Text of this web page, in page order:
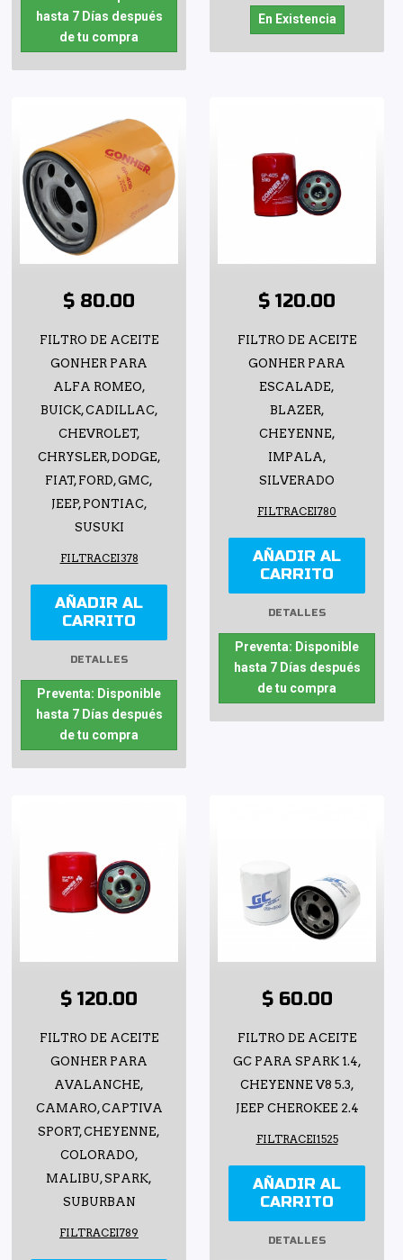
hasta 7 Días después
de tu compra
En Existencia
$ 80.00
FILTRO DE ACEITE
GONHER PARA
ALFA ROMEO,
BUICK, CADILLAC,
CHEVROLET,
CHRYSLER, DODGE,
FIAT, FORD, GMC,
JEEP, PONTIAC,
SUSUKI
FILTRACEI378
AÑADIR AL
CARRITO
DETALLES
Preventa: Disponible
hasta 7 Días después
de tu compra
$ 120.00
FILTRO DE ACEITE
GONHER PARA
ESCALADE,
BLAZER,
CHEYENNE,
IMPALA,
SILVERADO
FILTRACEI780
AÑADIR AL
CARRITO
DETALLES
Preventa: Disponible
hasta 7 Días después
de tu compra
$ 120.00
FILTRO DE ACEITE
GONHER PARA
AVALANCHE,
CAMARO, CAPTIVA
SPORT, CHEYENNE,
COLORADO,
MALIBU, SPARK,
SUBURBAN
FILTRACEI789
$ 60.00
FILTRO DE ACEITE
GC PARA SPARK 1.4,
CHEYENNE V8 5.3,
JEEP CHEROKEE 2.4
FILTRACEI1525
AÑADIR AL
CARRITO
DETALLES